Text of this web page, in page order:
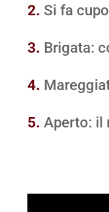
2. Si fa
3. Brigata:
4.
5. Aperto: il